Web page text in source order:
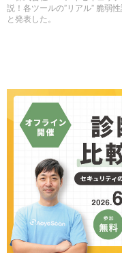
説！各ツールの”リアル” 脆弱
と発表した。